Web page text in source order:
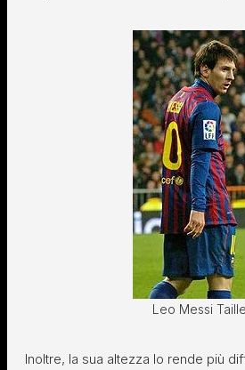
Leo Messi Taille
Inoltre, la sua altezza lo rende più